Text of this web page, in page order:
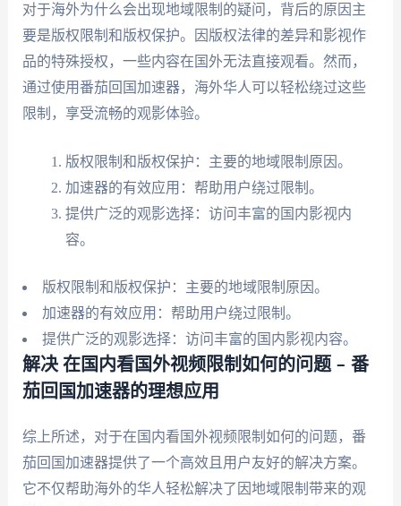
对于海外为什么会出现地域限制的疑问，背后的原因主
要是版权限制和版权保护。因版权法律的差异和影视作
品的特殊授权，一些内容在国外无法直接观看。然而，
通过使用番茄回国加速器，海外华人可以轻松绕过这些
限制，享受流畅的观影体验。
版权限制和版权保护：主要的地域限制原因。
加速器的有效应用：帮助用户绕过限制。
提供广泛的观影选择：访问丰富的国内影视内
容。
版权限制和版权保护：主要的地域限制原因。
加速器的有效应用：帮助用户绕过限制。
提供广泛的观影选择：访问丰富的国内影视内容。
解决 在国内看国外视频限制如何的问题 – 番
茄回国加速器的理想应用
综上所述，对于在国内看国外视频限制如何的问题，番
茄回国加速器提供了一个高效且用户友好的解决方案。
它不仅帮助海外的华人轻松解决了因地域限制带来的观